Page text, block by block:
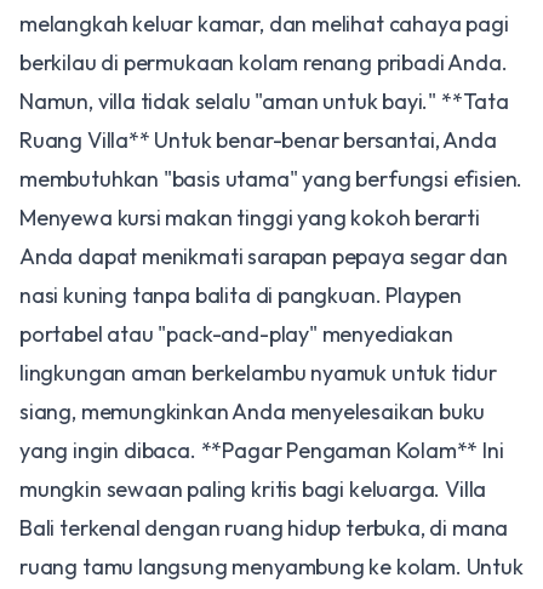
melangkah keluar kamar, dan melihat cahaya pagi
berkilau di permukaan kolam renang pribadi Anda.
Namun, villa tidak selalu "aman untuk bayi." **Tata
Ruang Villa** Untuk benar-benar bersantai, Anda
membutuhkan "basis utama" yang berfungsi efisien.
Menyewa kursi makan tinggi yang kokoh berarti
Anda dapat menikmati sarapan pepaya segar dan
nasi kuning tanpa balita di pangkuan. Playpen
portabel atau "pack-and-play" menyediakan
lingkungan aman berkelambu nyamuk untuk tidur
siang, memungkinkan Anda menyelesaikan buku
yang ingin dibaca. **Pagar Pengaman Kolam** Ini
mungkin sewaan paling kritis bagi keluarga. Villa
Bali terkenal dengan ruang hidup terbuka, di mana
ruang tamu langsung menyambung ke kolam. Untuk